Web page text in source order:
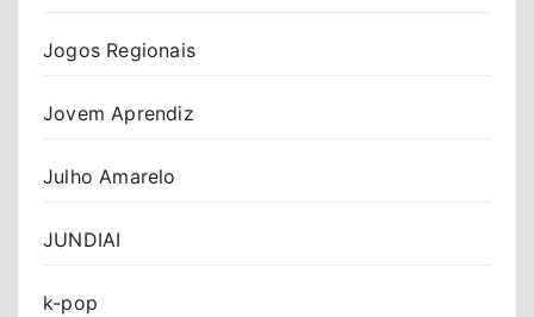
Jogos Regionais
Jovem Aprendiz
Julho Amarelo
JUNDIAI
k-pop